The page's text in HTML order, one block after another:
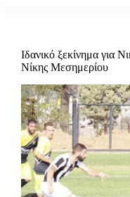
Ιδανικό ξεκίνημα για
Νίκης Μεσημερίου